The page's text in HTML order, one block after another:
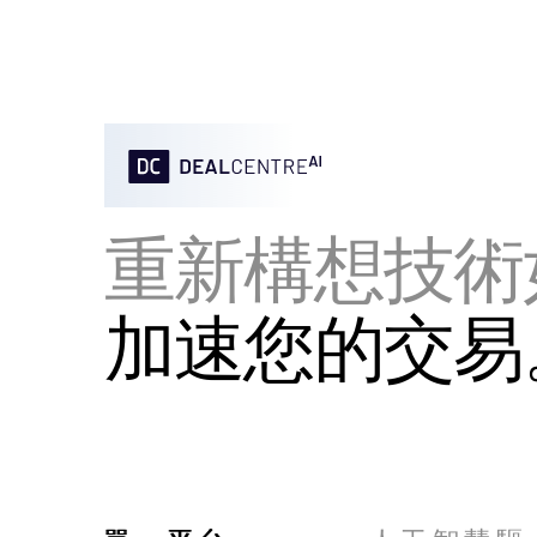
重新構想技
加速您的交